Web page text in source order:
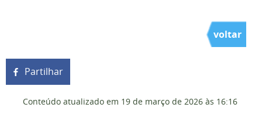
voltar
Partilhar
Conteúdo atualizado em 19 de março de 2026 às 16:16